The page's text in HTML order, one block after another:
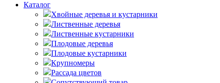
Каталог
Хвойные деревья и кустарники
Лиственные деревья
Лиственные кустарники
Плодовые деревья
Плодовые кустарники
Крупномеры
Рассада цветов